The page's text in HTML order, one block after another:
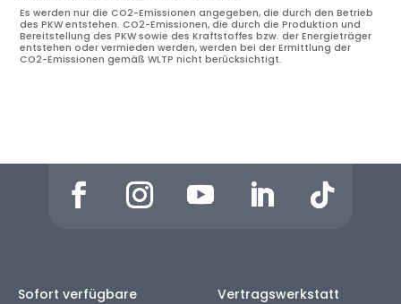
Es werden nur die CO2-Emissionen angegeben, die durch den Betrieb
des PKW entstehen. CO2-Emissionen, die durch die Produktion und
Bereitstellung des PKW sowie des Kraftstoffes bzw. der Energieträger
entstehen oder vermieden werden, werden bei der Ermittlung der
CO2-Emissionen gemäß WLTP nicht berücksichtigt.
Sofort verfügbare
Vertragswerkstatt